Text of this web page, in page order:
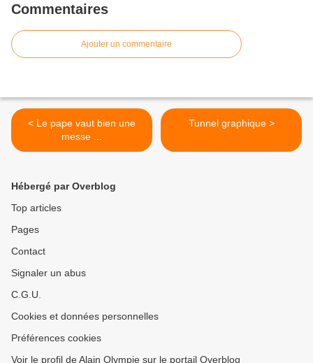
Commentaires
Ajouter un commentaire
< Le pape vaut bien une
messe ...
Tunnel graphique >
Hébergé par Overblog
Top articles
Pages
Contact
Signaler un abus
C.G.U.
Cookies et données personnelles
Préférences cookies
Voir le profil de Alain Olympie sur le portail Overblog